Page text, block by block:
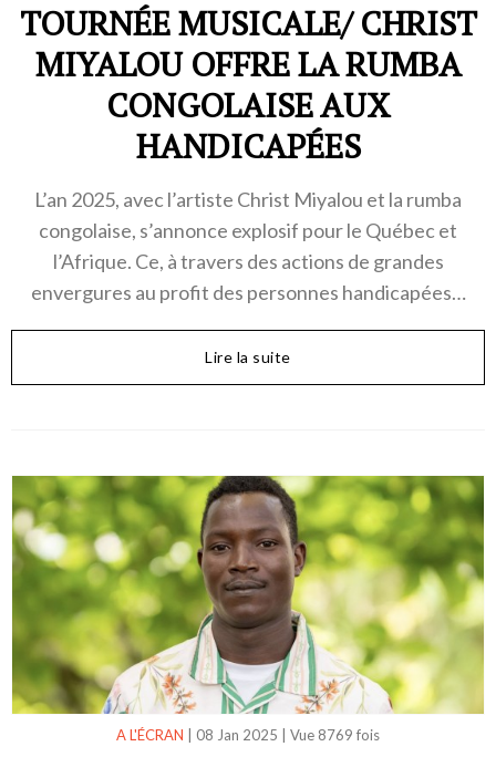
TOURNÉE MUSICALE/ CHRIST
MIYALOU OFFRE LA RUMBA
CONGOLAISE AUX
HANDICAPÉES
L’an 2025, avec l’artiste Christ Miyalou et la rumba
congolaise, s’annonce explosif pour le Québec et
l’Afrique. Ce, à travers des actions de grandes
envergures au profit des personnes handicapées…
Lire la suite
A L'ÉCRAN 08 Jan 2025 Vue 8769 fois